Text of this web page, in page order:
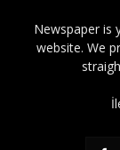
Newspaper is
website. We